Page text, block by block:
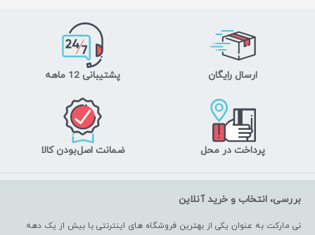
ارسال رایگان پشتیبانی 12 ماهه
پرداخت در محل ضمانت اصل‌بودن کالا
بررسی، انتخاب و خرید آنلاین
نی مارکت به عنوان یکی از بهترین فروشگاه های اینترنتی با بیش از یک دهه